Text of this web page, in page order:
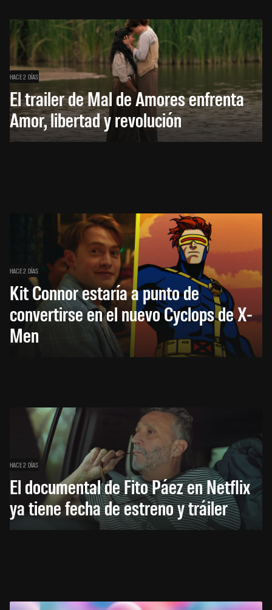
HACE 2 DÍAS
El trailer de Mal de Amores enfrenta
Amor, libertad y revolución
HACE 2 DÍAS
Kit Connor estaría a punto de
convertirse en el nuevo Cyclops de X-
Men
HACE 2 DÍAS
El documental de Fito Páez en Netflix
ya tiene fecha de estreno y tráiler